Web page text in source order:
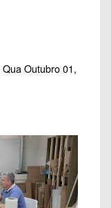
Outubro 01,